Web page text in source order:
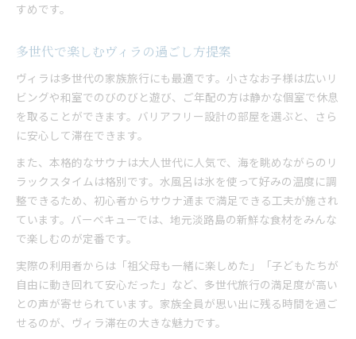
すめです。
多世代で楽しむヴィラの過ごし方提案
ヴィラは多世代の家族旅行にも最適です。小さなお子様は広いリ
ビングや和室でのびのびと遊び、ご年配の方は静かな個室で休息
を取ることができます。バリアフリー設計の部屋を選ぶと、さら
に安心して滞在できます。
また、本格的なサウナは大人世代に人気で、海を眺めながらのリ
ラックスタイムは格別です。水風呂は氷を使って好みの温度に調
整できるため、初心者からサウナ通まで満足できる工夫が施され
ています。バーベキューでは、地元淡路島の新鮮な食材をみんな
で楽しむのが定番です。
実際の利用者からは「祖父母も一緒に楽しめた」「子どもたちが
自由に動き回れて安心だった」など、多世代旅行の満足度が高い
との声が寄せられています。家族全員が思い出に残る時間を過ご
せるのが、ヴィラ滞在の大きな魅力です。